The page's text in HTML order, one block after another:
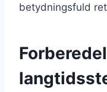
betydningsfuld